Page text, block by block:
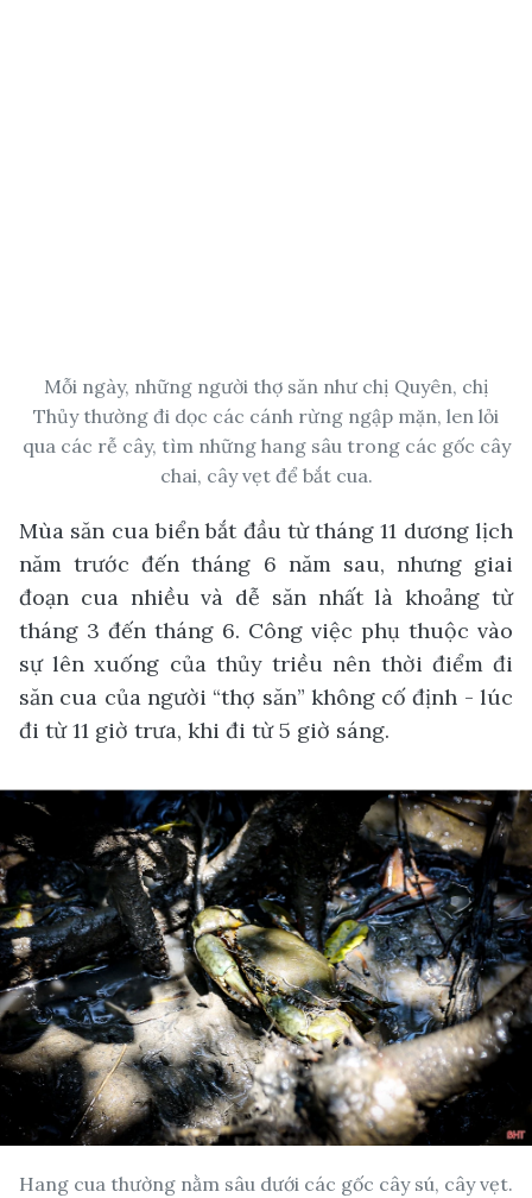
Mỗi ngày, những người thợ săn như chị Quyên, chị
Thủy thường đi dọc các cánh rừng ngập mặn, len lỏi
qua các rễ cây, tìm những hang sâu trong các gốc cây
chai, cây vẹt để bắt cua.
Mùa săn cua biển bắt đầu từ tháng 11 dương lịch
năm trước đến tháng 6 năm sau, nhưng giai
đoạn cua nhiều và dễ săn nhất là khoảng từ
tháng 3 đến tháng 6. Công việc phụ thuộc vào
sự lên xuống của thủy triều nên thời điểm đi
săn cua của người “thợ săn” không cố định - lúc
đi từ 11 giờ trưa, khi đi từ 5 giờ sáng.
Hang cua thường nằm sâu dưới các gốc cây sú, cây vẹt.